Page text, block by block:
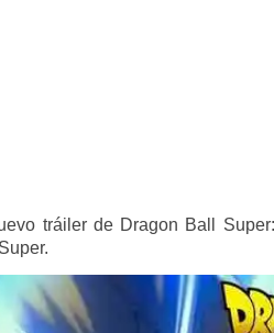
tráiler de Dragon Ball